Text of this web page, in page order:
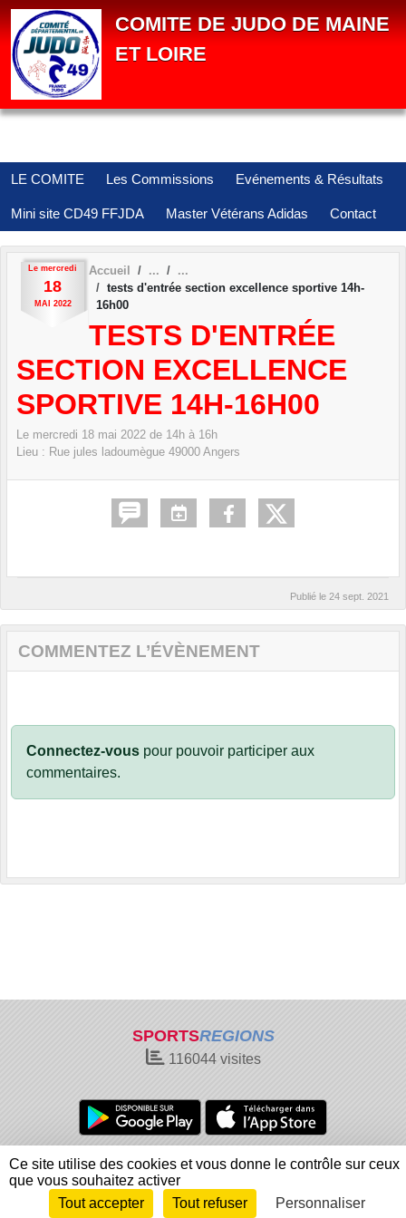
COMITE DE JUDO DE MAINE
ET LOIRE
LE COMITE Les Commissions Evénements & Résultats
Mini site CD49 FFJDA Master Vétérans Adidas Contact
Le mercredi
18
MAI 2022
Accueil
tests d'entrée section excellence sportive 14h-
16h00
TESTS D'ENTRÉE
SECTION EXCELLENCE
SPORTIVE 14H-16H00
Le mercredi 18 mai 2022 de 14h à 16h
Lieu : Rue jules ladoumègue 49000 Angers
Publié le 24 sept. 2021
COMMENTEZ L’ÉVÈNEMENT
Connectez-vous pour pouvoir participer aux
commentaires.
SPORTSREGIONS
116044visites
Charte cookies
Gestion des cookies
Informations légales
Signaler un contenu inapproprié
Envie de participer ?
Connexion
Panneau de gestion des cookies
Ce site utilise des cookies et vous donne le contrôle sur ceux
que vous souhaitez activer
Tout accepter
Tout refuser Personnaliser